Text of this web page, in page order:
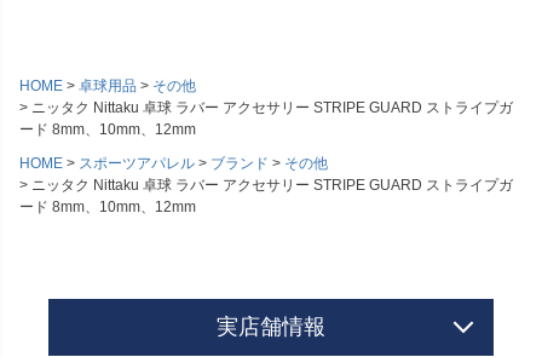
HOME 卓球用品
その他
ニッタク Nittaku 卓球 ラバー アクセサリー STRIPE GUARD ストライプガ
ード 8mm、10mm、12mm
HOME
スポーツアパレル ブランド
その他
ニッタク Nittaku 卓球 ラバー アクセサリー STRIPE GUARD ストライプガ
ード 8mm、10mm、12mm
実店舗情報